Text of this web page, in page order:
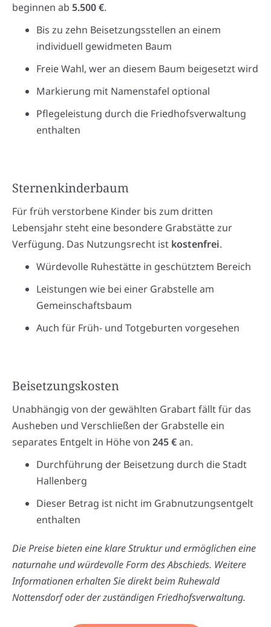
beginnen ab 5.500 €.
Bis zu zehn Beisetzungsstellen an einem
individuell gewidmeten Baum
Freie Wahl, wer an diesem Baum beigesetzt wird
Markierung mit Namenstafel optional
Pflegeleistung durch die Friedhofsverwaltung
enthalten
Sternenkinderbaum
Für früh verstorbene Kinder bis zum dritten
Lebensjahr steht eine besondere Grabstätte zur
Verfügung. Das Nutzungsrecht ist kostenfrei.
Würdevolle Ruhestätte in geschütztem Bereich
Leistungen wie bei einer Grabstelle am
Gemeinschaftsbaum
Auch für Früh- und Totgeburten vorgesehen
Beisetzungskosten
Unabhängig von der gewählten Grabart fällt für das
Ausheben und Verschließen der Grabstelle ein
separates Entgelt in Höhe von 245 €an.
Durchführung der Beisetzung durch die Stadt
Hallenberg
Dieser Betrag ist nicht im Grabnutzungsentgelt
enthalten
Die Preise bieten eine klare Struktur und ermöglichen eine
naturnahe und würdevolle Form des Abschieds. Weitere
Informationen erhalten Sie direkt beim Ruhewald
Nottensdorf oder der zuständigen Friedhofsverwaltung.